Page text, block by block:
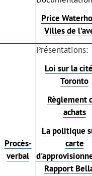
Price
Villes de
Procès-
verbal
Présentations:
Loi sur la
Toronto
Règlement
achats
La politique
carte
Rapport